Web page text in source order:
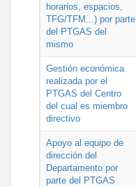
horarios, espacios,
TFG/TFM...) por parte
del PTGAS del
mismo
Gestión económica
realizada por el
PTGAS del Centro
del cual es miembro
directivo
Apoyo al equipo de
dirección del
Departamento por
parte del PTGAS